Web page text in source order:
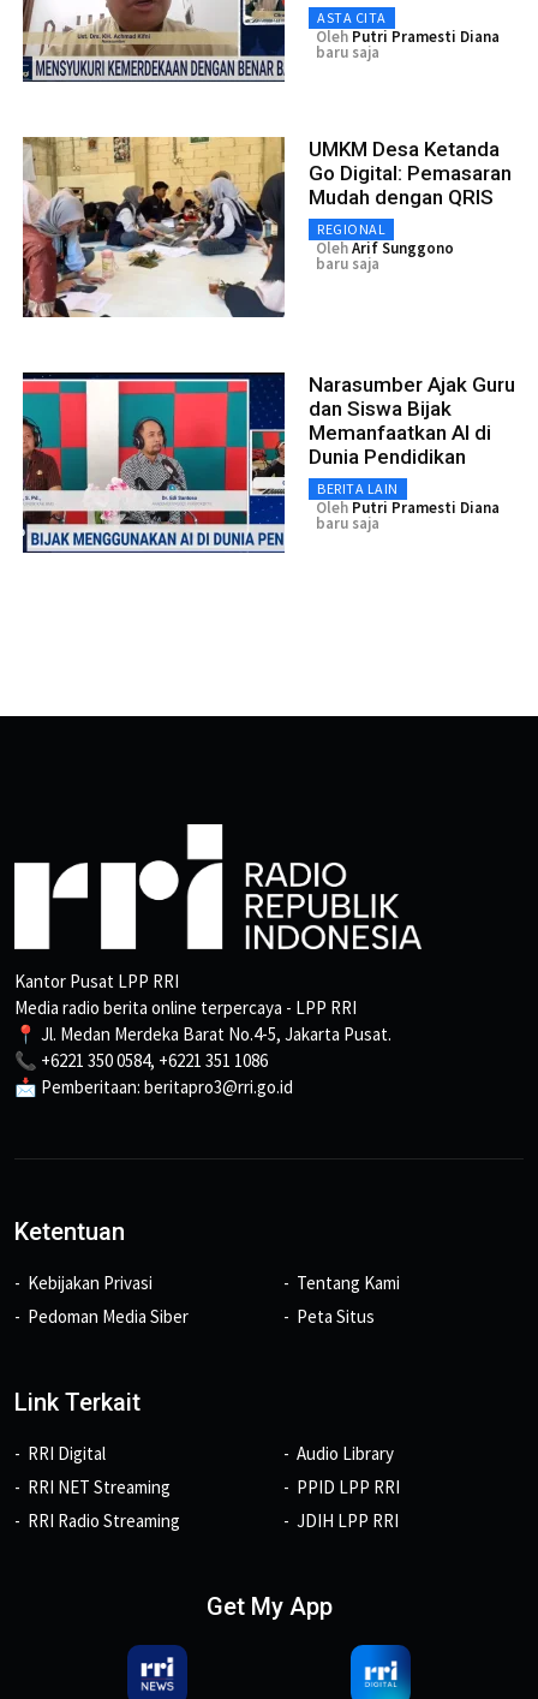
ASTA CITA
Oleh Putri Pramesti Diana
baru saja
UMKM Desa Ketanda
Go Digital: Pemasaran
Mudah dengan QRIS
REGIONAL
OlehArif Sunggono
baru saja
Narasumber Ajak Guru
dan Siswa Bijak
Memanfaatkan AI di
Dunia Pendidikan
BERITA LAIN
Oleh Putri Pramesti Diana
baru saja
Kantor Pusat LPP RRI
Media radio berita online terpercaya - LPP RRI
📍 Jl. Medan Merdeka Barat No.4-5, Jakarta Pusat.
📞 +6221 350 0584, +6221 351 1086
📩 Pemberitaan: beritapro3@rri.go.id
Ketentuan
Kebijakan Privasi
Pedoman Media Siber
Tentang Kami
Peta Situs
Link Terkait
RRI Digital
RRI NET Streaming
RRI Radio Streaming
Audio Library
PPID LPP RRI
JDIH LPP RRI
Get My App